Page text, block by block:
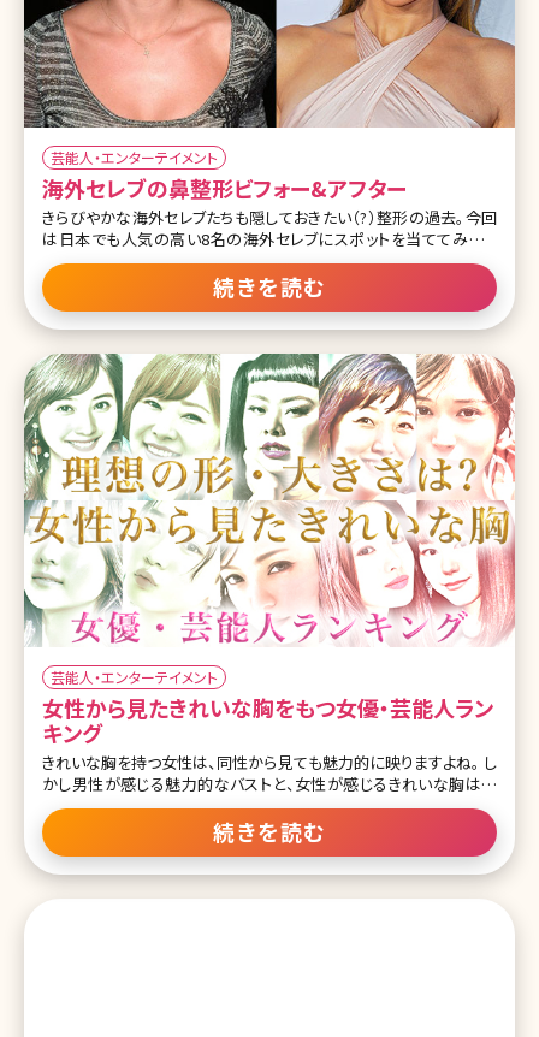
芸能人・エンターテイメント
海外セレブの鼻整形ビフォー&アフター
きらびやかな海外セレブたちも隠しておきたい（?）整形の過去。今回
は日本でも人気の高い8名の海外セレブにスポットを当ててみまし
た。その特徴はいずれも「鼻」。欧米特有の彫りの深い顔立ちのセレブ
たちは、少しばかり存在感のある鼻が気になるようで、整形といえば
とにもかくにも「鼻」なんです。 ジェニファー・ロペス 左： 右： 先端に
丸みを帯びた鼻が特徴的だったジェニファー・ロペス。今ではスッと
イクテクニックでよりエキゾチックな仕上がりに。 キム・カーダシアン
左： 右： つい先日第二子を
続きを読む
芸能人・エンターテイメント
女性から見たきれいな胸をもつ女優・芸能人ラン
キング
きれいな胸を持つ女性は、同性から見ても魅力的に映りますよね。 し
かし男性が感じる魅力的なバストと、女性が感じるきれいな胸は異
なります。 今回は女性から見て美しいと感じるバストにスポットを当
てました。 女優・芸能人から選んだ10人を、ランキング形式でご紹介
します。 1位田中みな実 この投稿をInstagramで見る PEACH JOHN
/ ピーチ・ジョン(@peachjohn_official)がシェアした投稿 なりたいバ
続きを読む